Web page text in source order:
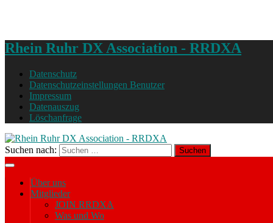
Rhein Ruhr DX Association - RRDXA
Datenschutz
Datenschutzeinstellungen Benutzer
Impressum
Datenauszug
Löschanfrage
Suchen nach:
Über uns
Mitglieder
JOIN RRDXA
Was und Wo